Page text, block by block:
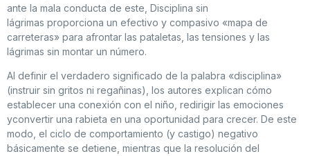
ante la mala conducta de este, Disciplina sin
lágrimas proporciona un efectivo y compasivo «mapa de
carreteras» para afrontar las pataletas, las tensiones y las
lágrimas sin montar un número.
Al definir el verdadero significado de la palabra «disciplina»
(instruir sin gritos ni regañinas), los autores explican cómo
establecer una conexión con el niño, redirigir las emociones
yconvertir una rabieta en una oportunidad para crecer. De este
modo, el ciclo de comportamiento (y castigo) negativo
básicamente se detiene, mientras que la resolución del